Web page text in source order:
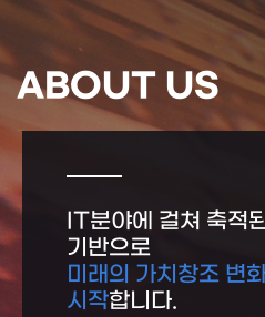
ABOUT US
IT분야에 걸쳐 축적
기반으로
미래의 가치창조 변
시작합니다.